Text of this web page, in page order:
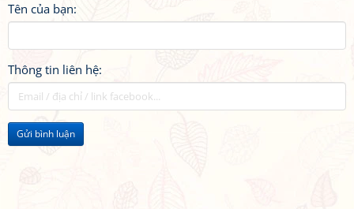
Tên của bạn:
Thông tin liên hệ:
Gửi bình luận